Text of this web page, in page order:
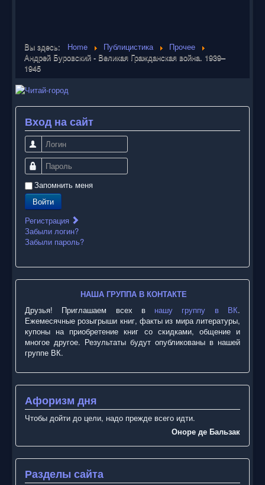
Вы здесь: Home Публицистика
Прочее
Андрей Буровский - Великая Гражданская война. 1939–
1945
Вход на сайт
Логин
Пароль
Запомнить меня
Войти
Регистрация
Забыли логин?
Забыли пароль?
НАША ГРУППА В КОНТАКТЕ
Друзья! Приглашаем всех в нашу группу в ВК.
Ежемесячные розыгрыши книг, факты из мира литературы,
купоны на приобретение книг со скидками, общение и
многое другое. Результаты будут опубликованы в нашей
группе ВК.
Афоризм дня
Чтобы дойти до цели, надо прежде всего идти.
Оноре де Бальзак
Разделы сайта